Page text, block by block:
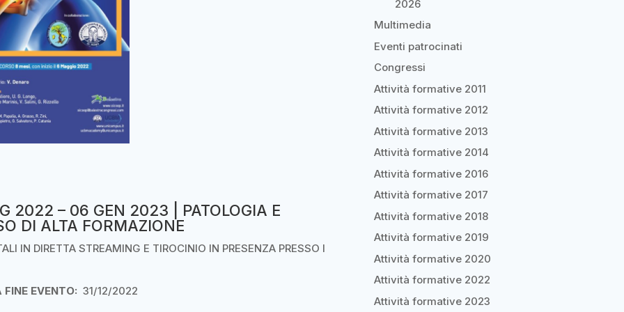
2022 – 06 GEN 2023 | PATOLOGIA E
DI ALTA FORMAZIONE
IN DIRETTA STREAMING E TIROCINIO IN PRESENZA PRESSO I
FINE EVENTO: 31/12/2022
2026
Multimedia
Eventi patrocinati
Congressi
Attività formative 2011
Attività formative 2012
Attività formative 2013
Attività formative 2014
Attività formative 2016
Attività formative 2017
Attività formative 2018
Attività formative 2019
Attività formative 2020
Attività formative 2022
Attività formative 2023